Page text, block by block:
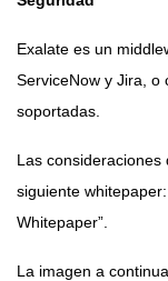
Exalate es un
ServiceNow y Jira, o
soportadas.
Las
siguiente whitepaper:
Whitepaper”.
La imagen a